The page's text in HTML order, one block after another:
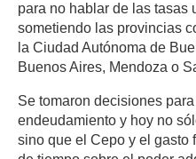
para no hablar de las tasas
sometiendo las provincias
la Ciudad Autónoma de
Buenos Aires, Mendoza o
Se tomaron decisiones
endeudamiento y hoy no
sino que el Cepo y el gasto